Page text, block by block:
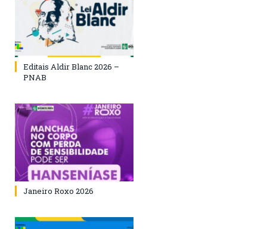
Editais Aldir Blanc 2026 –
PNAB
Janeiro Roxo 2026